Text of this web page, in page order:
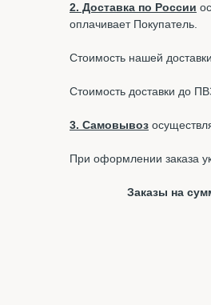
2. Доставка по России
оплачивает Покупатель.
Стоимость нашей
Стоимость доставки до
3. Самовывоз
При оформлении заказа
Заказы на